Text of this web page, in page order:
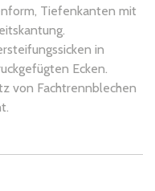
Tiefenkanten mit
in
Ecken.
von Fachtrennblechen